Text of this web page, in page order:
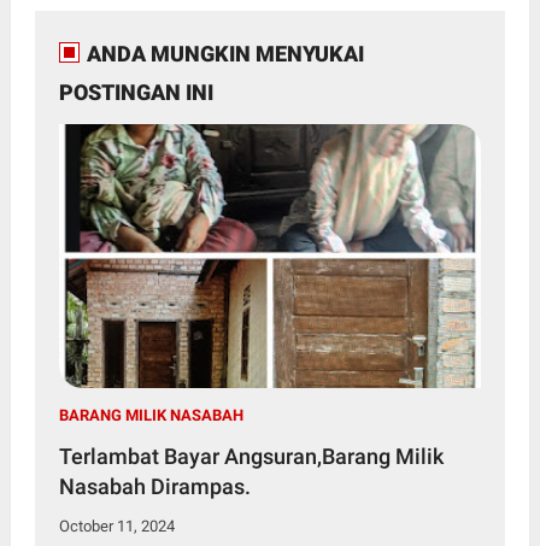
ANDA MUNGKIN MENYUKAI
POSTINGAN INI
BARANG MILIK NASABAH
Terlambat Bayar Angsuran,Barang Milik
Nasabah Dirampas.
October 11, 2024